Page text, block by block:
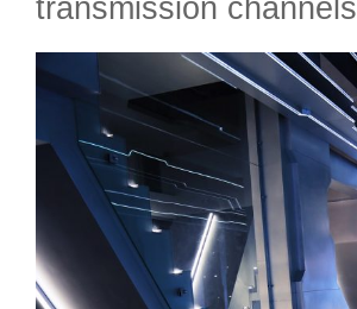
transmission channels